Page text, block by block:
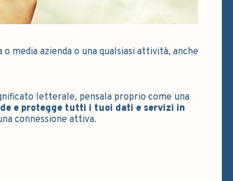
media azienda o una qualsiasi attività, anche
letterale, pensala proprio come una
e protegge tutti i tuoi dati e servizi in
connessione attiva.